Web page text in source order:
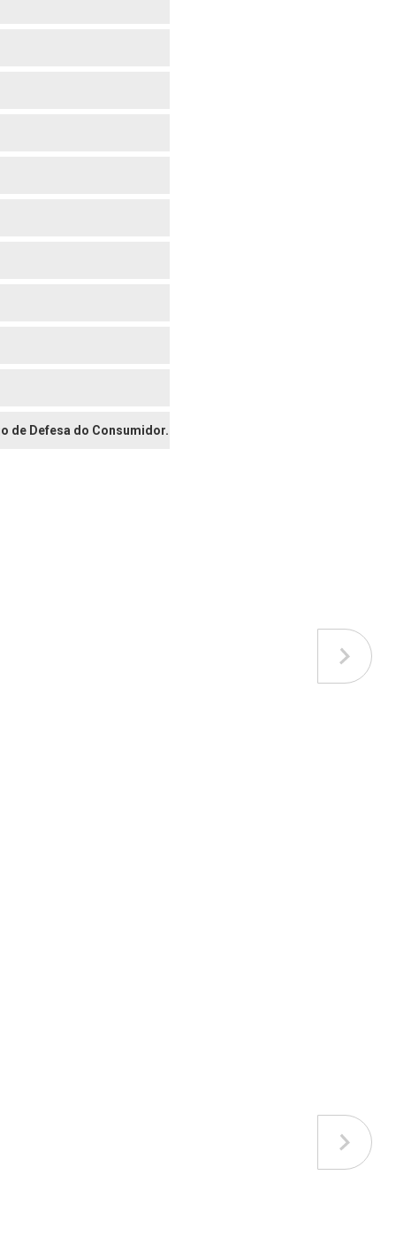
de Defesa do Consumidor.